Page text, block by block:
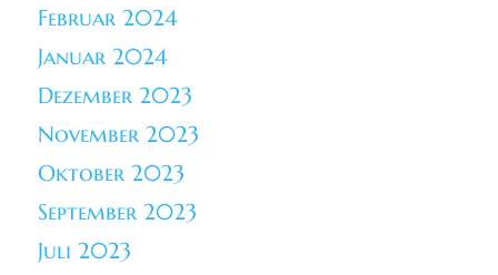
Februar 2024
Januar 2024
Dezember 2023
November 2023
Oktober 2023
September 2023
Juli 2023